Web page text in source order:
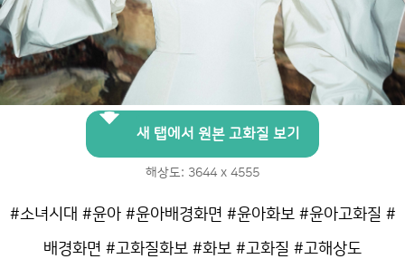
새 탭에서 원본 고화질 보기
해상도: 3644 x 4555
#소녀시대 #윤아 #윤아배경화면 #윤아화보 #윤아고화질 #
배경화면 #고화질화보 #화보 #고화질 #고해상도